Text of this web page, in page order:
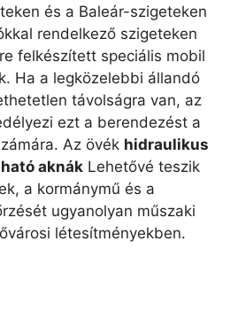
és a Baleár-szigeteken
rendelkező szigeteken
felkészített speciális mobil
Ha a legközelebbi állandó
távolságra van, az
ezt a berendezést a
Az övék hidraulikus
aknák Lehetővé teszik
a kormánymű és a
ugyanolyan műszaki
létesítményekben.